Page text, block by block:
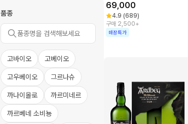
품종
고바이오 고베이오
고우베이오 그르나슈
까나이올로 까르미네르
까르베네 소비뇽
69,000
4.9 (689)
구매 2,500+
매장특가